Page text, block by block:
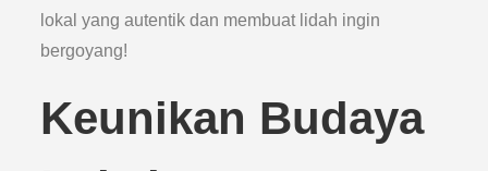
lokal yang autentik dan membuat lidah ingin
bergoyang!
Keunikan Budaya